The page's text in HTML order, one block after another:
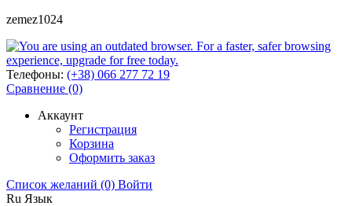
zemez1024
Телефоны: (+38) 066 277 72 19
Сравнение (0)
Аккаунт
Регистрация
Корзина
Оформить заказ
Список желаний (0) Войти
Ru Язык